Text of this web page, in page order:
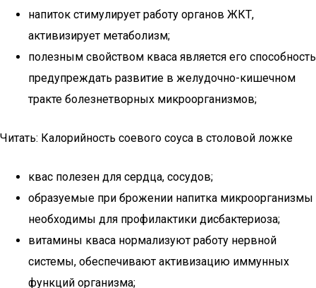
напиток стимулирует работу органов ЖКТ,
активизирует метаболизм;
полезным свойством кваса является его способность
предупреждать развитие в желудочно-кишечном
тракте болезнетворных микроорганизмов;
Читать: Калорийность соевого соуса в столовой ложке
квас полезен для сердца, сосудов;
образуемые при брожении напитка микроорганизмы
необходимы для профилактики дисбактериоза;
витамины кваса нормализуют работу нервной
системы, обеспечивают активизацию иммунных
функций организма;